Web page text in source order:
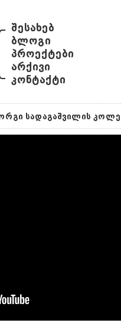
შესახებ
ბლოგი
პროექტები
არქივი
კონტაქტი
სადაგაშვილის